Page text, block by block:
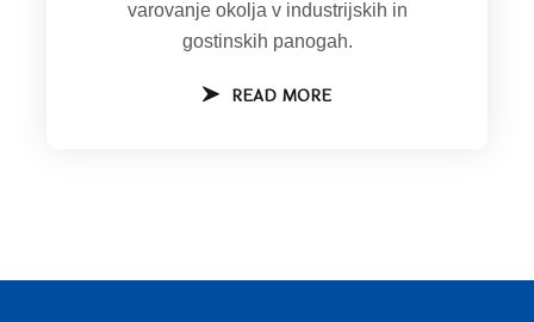
varovanje okolja v industrijskih in
gostinskih panogah.
READ MORE